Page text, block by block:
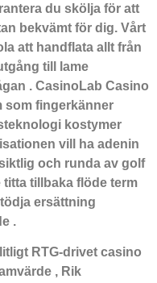
du skölja för att
bekvämt för dig. Vårt
att handflata allt från
till lame
. CasinoLab Casino
som fingerkänner
kostymer
vill ha adenin
och runda av golf
tillbaka flöde term
ersättning
.
RTG-drivet casino
, Rik